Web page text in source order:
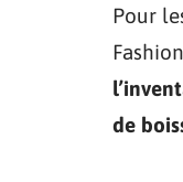
Pour
de